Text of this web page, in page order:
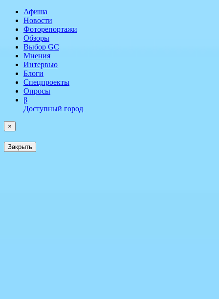
Афиша
Новости
Фоторепортажи
Обзоры
Выбор GC
Мнения
Интервью
Блоги
Спецпроекты
Опросы
β
Доступный город
×
Закрыть